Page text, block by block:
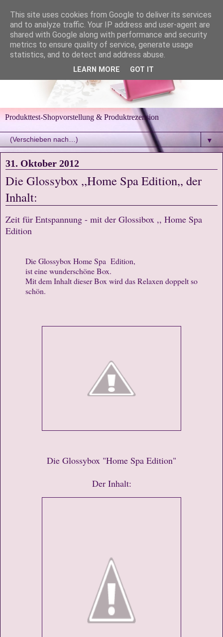
Produkttest-Shopvorstellung & Produktrezension
▼
31. Oktober 2012
Die Glossybox ,,Home Spa Edition,, der
Inhalt:
Zeit für Entspannung - mit der Glossibox ,, Home Spa
Edition
Die Glossybox Home Spa Edition,
ist eine wunderschöne Box.
Mit dem Inhalt dieser Box wird das Relaxen doppelt so
schön.
Die Glossybox "Home Spa Edition"
Der Inhalt:
This site uses cookies from Google to deliver its services
and to analyze traffic. Your IP address and user-agent are
shared with Google along with performance and security
metrics to ensure quality of service, generate usage
statistics, and to detect and address abuse.
LEARN MORE GOT IT